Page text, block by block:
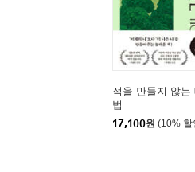
에필로그 확실한
적을 만들지 않는
법
17,100원 (10% 할